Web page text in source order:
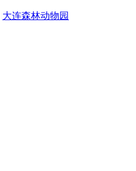
大连森林动物园